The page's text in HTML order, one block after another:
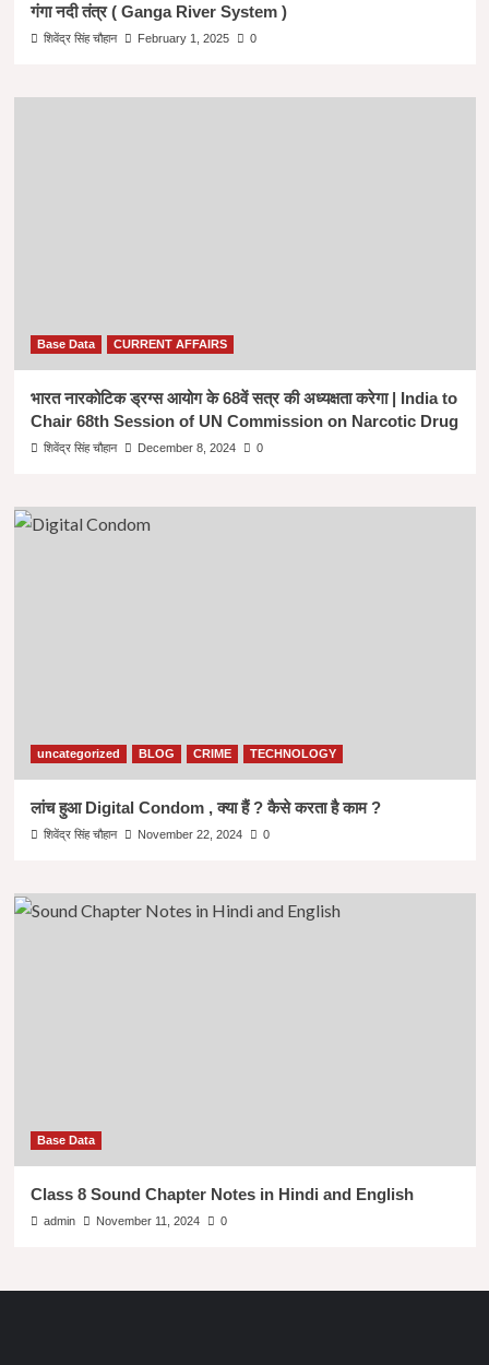
गंगा नदी तंत्र ( Ganga River System )
शिवेंद्र सिंह चौहान February 1, 2025 0
Base Data CURRENT AFFAIRS
भारत नारकोटिक ड्रग्स आयोग के 68वें सत्र की अध्यक्षता करेगा | India to
Chair 68th Session of UN Commission on Narcotic Drug
शिवेंद्र सिंह चौहान December 8, 2024 0
uncategorized BLOG CRIME TECHNOLOGY
लांच हुआ Digital Condom , क्या हैं ? कैसे करता है काम ?
शिवेंद्र सिंह चौहान November 22, 2024 0
Base Data
Class 8 Sound Chapter Notes in Hindi and English
admin November 11, 2024 0